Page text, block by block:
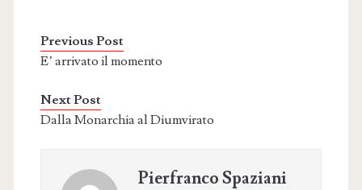
Previous Post
E’ arrivato il momento
Next Post
Dalla Monarchia al Diumvirato
Pierfranco Spaziani